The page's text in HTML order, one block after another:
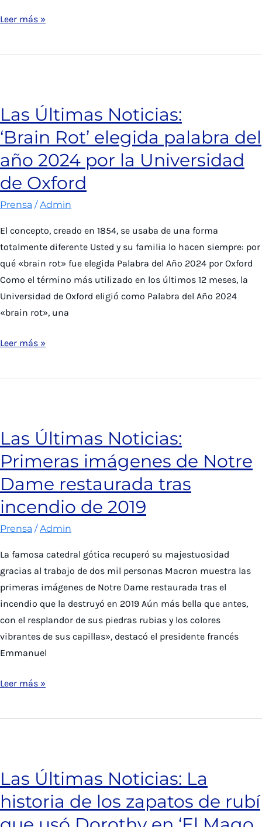
Director
Laboratorio
Unido
la
primera
biografía
en
inglés
Leonor
de
Inglaterra
Leer más »
Las Últimas Noticias:
‘Brain Rot’ elegida palabra del
año 2024 por la Universidad
de Oxford
Prensa /Admin
El concepto, creado en 1854, se usaba de una forma
totalmente diferente Usted y su familia lo hacen siempre: por
qué «brain rot» fue elegida Palabra del Año 2024 por Oxford
Como el término más utilizado en los últimos 12 meses, la
Universidad de Oxford eligió como Palabra del Año 2024
«brain rot», una
Las
Noticias:
palabra
del
año
2024
por
la
de
Oxford
Leer más »
Las Últimas Noticias:
Primeras imágenes de Notre
Dame restaurada tras
incendio de 2019
Prensa /Admin
La famosa catedral gótica recuperó su majestuosidad
gracias al trabajo de dos mil personas Macron muestra las
primeras imágenes de Notre Dame restaurada tras el
incendio que la destruyó en 2019 Aún más bella que antes,
con el resplandor de sus piedras rubias y los colores
vibrantes de sus capillas», destacó el presidente francés
Emmanuel
Las
Noticias:
Notre
Dame
restaurada
Leer más »
Las Últimas Noticias: La
historia de los zapatos de rubí